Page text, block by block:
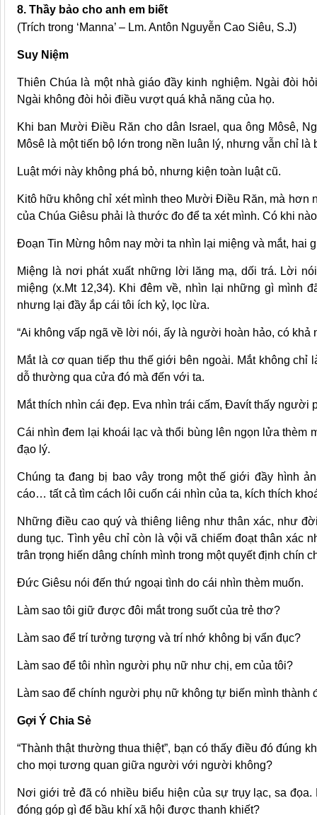
8. Thầy bảo cho anh em biết
(Trích trong ‘Manna’ – Lm. Antôn Nguyễn Cao Siêu, S.J)
Suy Niệm
Thiên Chúa là một nhà giáo đầy kinh nghiệm. Ngài đòi
Ngài không đòi hỏi điều vượt quá khả năng của họ.
Khi ban Mười Điều Răn cho dân Israel, qua ông Môsê,
Môsê là một tiến bộ lớn trong nền luân lý, nhưng vẫn chỉ
Luật mới này không phá bỏ, nhưng kiện toàn luật cũ.
Kitô hữu không chỉ xét mình theo Mười Điều Răn, mà hơn
của Chúa Giêsu phải là thước đo để ta xét mình. Có khi
Đoạn Tin Mừng hôm nay mời ta nhìn lại miệng và mắt, hai
Miệng là nơi phát xuất những lời lăng mạ, dối trá. Lời
miệng (x.Mt 12,34). Khi đêm về, nhìn lại những gì mình
nhưng lại đầy ắp cái tôi ích kỷ, lọc lừa.
“Ai không vấp ngã về lời nói, ấy là người hoàn hảo, có khả
Mắt là cơ quan tiếp thu thế giới bên ngoài. Mắt không
dỗ thường qua cửa đó mà đến với ta.
Mắt thích nhìn cái đẹp. Eva nhìn trái cấm, Đavít thấy người
Cái nhìn đem lại khoái lạc và thổi bùng lên ngọn lửa
đạo lý.
Chúng ta đang bị bao vây trong một thế giới đầy hình
cáo… tất cả tìm cách lôi cuốn cái nhìn của ta, kích thích
Những điều cao quý và thiêng liêng như thân xác, như
dung tục. Tình yêu chỉ còn là vội vã chiếm đoạt thân xác
trân trọng hiến dâng chính mình trong một quyết định chín
Đức Giêsu nói đến thứ ngoại tình do cái nhìn thèm muốn.
Làm sao tôi giữ được đôi mắt trong suốt của trẻ thơ?
Làm sao để trí tưởng tượng và trí nhớ không bị vẩn đục?
Làm sao để tôi nhìn người phụ nữ như chị, em của tôi?
Làm sao để chính người phụ nữ không tự biến mình
Gợi Ý Chia Sẻ
“Thành thật thường thua thiệt”, bạn có thấy điều đó đúng
cho mọi tương quan giữa người với người không?
Nơi giới trẻ đã có nhiều biểu hiện của sự trụy lạc, sa
đóng góp gì để bầu khí xã hội được thanh khiết?